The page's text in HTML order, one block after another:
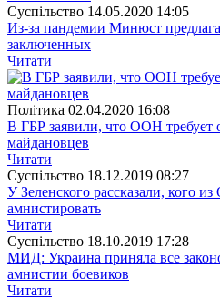
Суспiльство 14.05.2020 14:05
Из-за пандемии Минюст
заключенных
Читати
Полiтика 02.04.2020 16:08
В ГБР заявили, что ООН требует
майдановцев
Читати
Суспiльство 18.12.2019 08:27
У Зеленского рассказали, кого
амнистировать
Читати
Суспiльство 18.10.2019 17:28
МИД: Украина приняла все
амнистии боевиков
Читати